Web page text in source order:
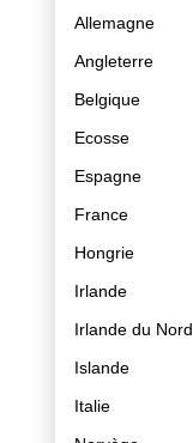
Allemagne
Angleterre
Belgique
Ecosse
Espagne
France
Hongrie
Irlande
Irlande du Nord
Islande
Italie